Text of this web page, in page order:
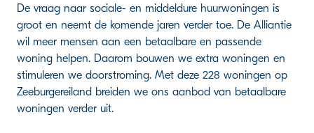
De vraag naar sociale- en middeldure huurwoningen is
groot en neemt de komende jaren verder toe. De Alliantie
wil meer mensen aan een betaalbare en passende
woning helpen. Daarom bouwen we extra woningen en
stimuleren we doorstroming. Met deze 228 woningen op
Zeeburgereiland breiden we ons aanbod van betaalbare
woningen verder uit.